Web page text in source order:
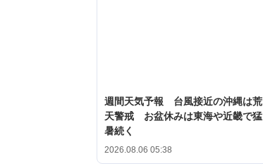
週間天気予報 台風接近の沖縄は荒
天警戒 お盆休みは東海や近畿で猛
暑続く
2026.08.06 05:38